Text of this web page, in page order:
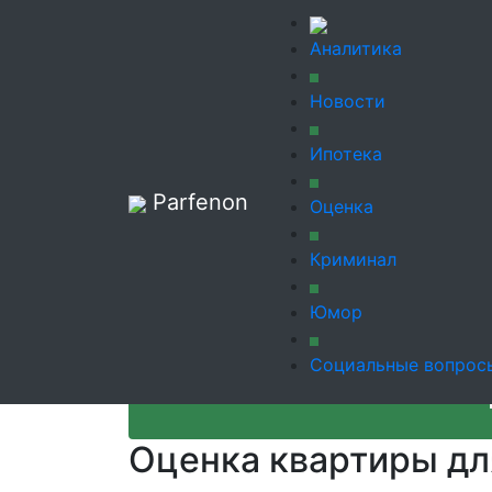
"ПАРФЕНОН"
Агентство недвижимости и оценки.
Тел.: 8 911 865 14 76
E-mail:
Регистрация
Подать объявление
Parfenon
Аналитика
Новости
Ипотека
Оценка
Криминал
Юмор
Социальные
Оценка квартиры